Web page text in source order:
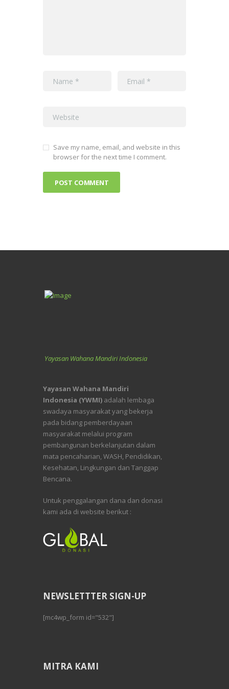
Save my name, email, and website in this
browser for the next time I comment.
Yayasan Wahana Mandiri Indonesia
Yayasan Wahana Mandiri
Indonesia (YWMI) adalah lembaga
swadaya masyarakat yang bekerja
pada bidang pemberdayaan
masyarakat melalui program
pembangunan berkelanjutan dalam
mata pencaharian, WASH, Pendidikan,
Kesehatan, Lingkungan dan Tanggap
Bencana.
Untuk penggalangan dana dan donasi
kami ada di website berikut :
NEWSLETTTER SIGN-UP
[mc4wp_form id="532"]
MITRA KAMI